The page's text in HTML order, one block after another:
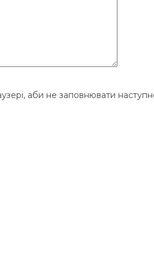
аби не заповнювати